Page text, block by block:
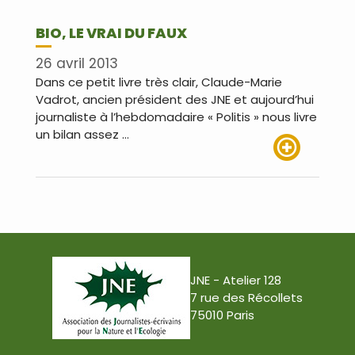
BIO, LE VRAI DU FAUX
26 avril 2013
Dans ce petit livre très clair, Claude-Marie
Vadrot, ancien président des JNE et aujourd’hui
journaliste à l’hebdomadaire « Politis » nous livre
un bilan assez …
JNE - Atelier 128
7 rue des Récollets
75010 Paris